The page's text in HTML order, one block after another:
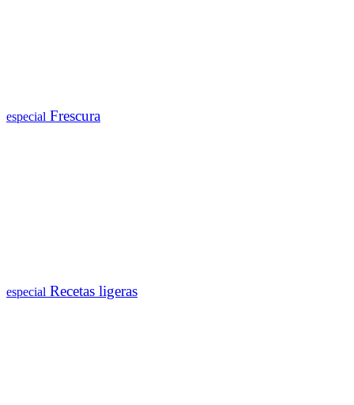
especial Frescura
especial Recetas ligeras